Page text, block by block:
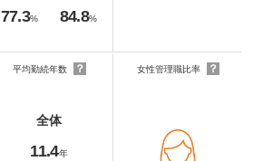
77.3% 84.8%
平均勤続年数 ？
全体
11.4年
女性管理職比率 ？